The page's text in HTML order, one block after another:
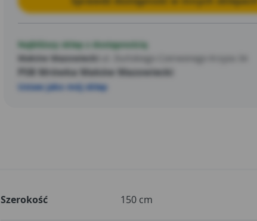
Najbliższy sklep z dostępnością
Maków Mazowiecki
ul. Duńskiego Czerwonego Krzyża 34
PSB Mrówka Maków Mazowiecki
Ustaw jako mój sklep
Szerokość 150 cm